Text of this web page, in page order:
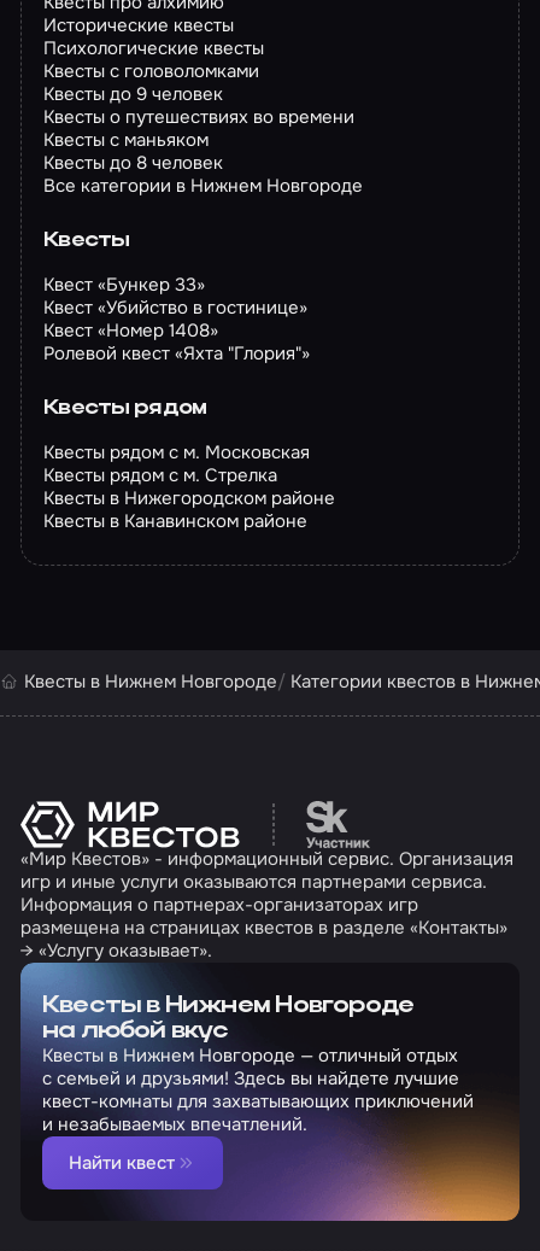
Исторические квесты
Психологические квесты
Квесты с головоломками
Квесты до 9 человек
Квесты о путешествиях во времени
Квесты с маньяком
Квесты до 8 человек
Все категории в Нижнем Новгороде
Квесты
Квест «Бункер 33»
Квест «Убийство в гостинице»
Квест «Номер 1408»
Ролевой квест «Яхта "Глория"»
Квесты рядом
Квесты рядом с м. Московская
Квесты рядом с м. Стрелка
Квесты в Нижегородском районе
Квесты в Канавинском районе
Квесты в Нижнем Новгороде Категории квестов в
Перейти на сайт
«Мир Квестов» - информационный сервис. Организация
игр и иные услуги оказываются партнерами сервиса.
Информация о партнерах-организаторах игр
размещена на страницах квестов в разделе «Контакты»
→ «Услугу оказывает».
Квесты в Нижнем Новгороде
на любой вкус
Квесты в Нижнем Новгороде — отличный отдых
с семьей и друзьями! Здесь вы найдете лучшие
квест-комнаты для захватывающих приключений
и незабываемых впечатлений.
Найти квест